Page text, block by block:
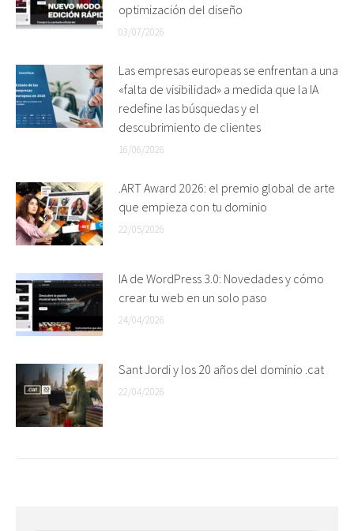
optimización del diseño
03/07/2026
Las empresas europeas se enfrentan a una
«falta de visibilidad» a medida que la IA
redefine las búsquedas y el
descubrimiento de clientes
16/06/2026
.ART Award 2026: el premio global de arte
que empieza con tu dominio
22/05/2026
IA de WordPress 3.0: Novedades y cómo
crear tu web en un solo paso
24/04/2026
Sant Jordi y los 20 años del dominio .cat
22/04/2026